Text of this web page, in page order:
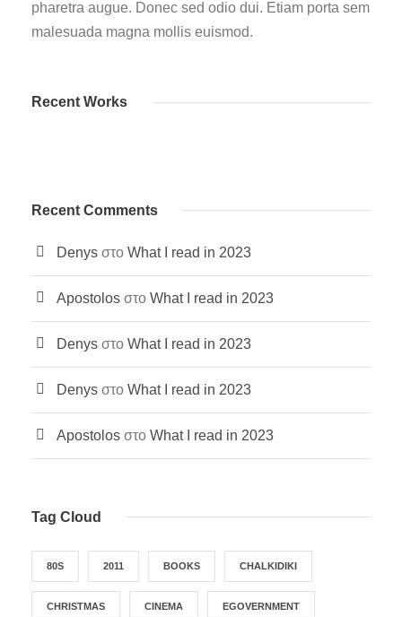
pharetra augue. Donec sed odio dui. Etiam porta sem
malesuada magna mollis euismod.
Recent Works
Recent Comments
Denys στο What I read in 2023
Apostolos στο What I read in 2023
Denys στο What I read in 2023
Denys στο What I read in 2023
Apostolos στο What I read in 2023
Tag Cloud
80S 2011 BOOKS CHALKIDIKI
CHRISTMAS CINEMA EGOVERNMENT